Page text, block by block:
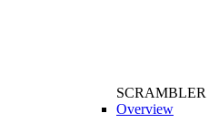
SCRAMBLER
Overview